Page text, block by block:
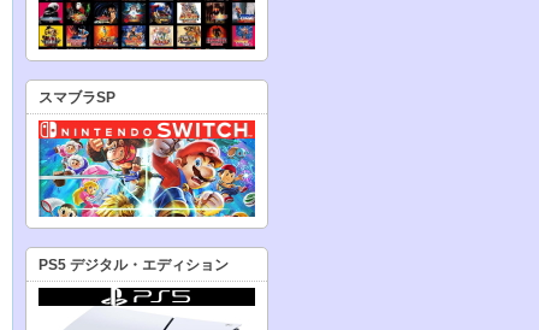
スマブラSP
PS5 デジタル・エディション